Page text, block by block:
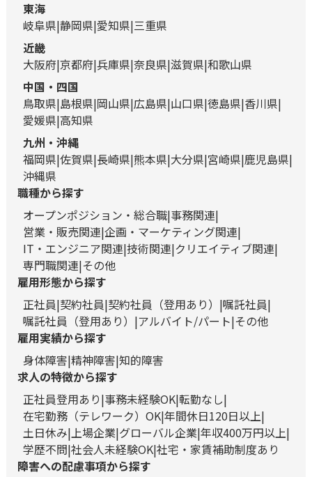
東海
岐阜県 静岡県 愛知県 三重県
近畿
大阪府 京都府 兵庫県 奈良県 滋賀県 和歌山県
中国・四国
鳥取県 島根県 岡山県 広島県 山口県 徳島県 香川県
愛媛県 高知県
九州・沖縄
福岡県 佐賀県 長崎県 熊本県 大分県 宮崎県 鹿児島県
沖縄県
職種から探す
オープンポジション・総合職 事務関連
営業・販売関連 企画・マーケティング関連
IT・エンジニア関連 技術関連 クリエイティブ関連
専門職関連 その他
雇用形態から探す
正社員 契約社員 契約社員（登用あり）
嘱託社員
嘱託社員（登用あり）
アルバイト/パート その他
雇用実績から探す
身体障害 精神障害 知的障害
求人の特徴から探す
正社員登用あり 事務未経験OK 転勤なし
在宅勤務（テレワーク）OK 年間休日120日以上
土日休み 上場企業 グローバル企業 年収400万円以上
学歴不問 社会人未経験OK 社宅・家賃補助制度あり
障害への配慮事項から探す